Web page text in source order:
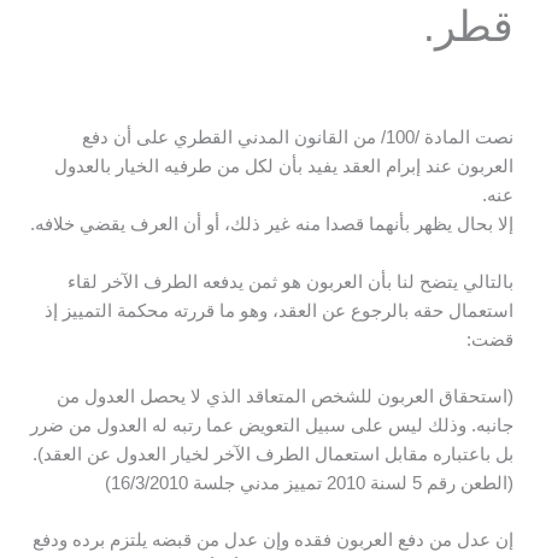
قطر.
نصت المادة /100/ من القانون المدني القطري على أن دفع
العربون عند إبرام العقد يفيد بأن لكل من طرفيه الخيار بالعدول
عنه.
إلا بحال يظهر بأنهما قصدا منه غير ذلك، أو أن العرف يقضي خلافه.
بالتالي يتضح لنا بأن العربون هو ثمن يدفعه الطرف الآخر لقاء
استعمال حقه بالرجوع عن العقد، وهو ما قررته محكمة التمييز إذ
قضت:
(استحقاق العربون للشخص المتعاقد الذي لا يحصل العدول من
جانبه. وذلك ليس على سبيل التعويض عما رتبه له العدول من ضرر
بل باعتباره مقابل استعمال الطرف الآخر لخيار العدول عن العقد).
(الطعن رقم 5 لسنة 2010 تمييز مدني جلسة 16/3/2010)
إن عدل من دفع العربون فقده وإن عدل من قبضه يلتزم برده ودفع